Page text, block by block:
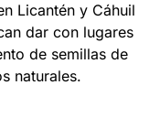
Licantén y Cáhuil
dar con lugares
de semillas de
naturales.